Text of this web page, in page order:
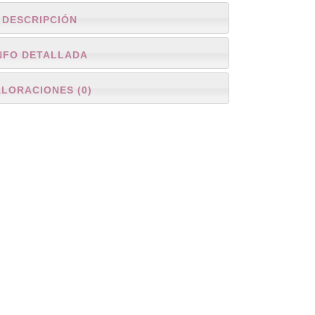
DESCRIPCIÓN
DETALLADA
(0)